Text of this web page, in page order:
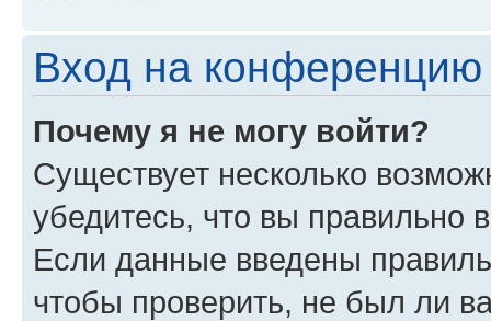
Вход на конференцию
Почему я не могу войти?
Существует несколько
убедитесь, что вы правильно
Если данные введены
чтобы проверить, не был ли